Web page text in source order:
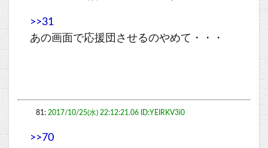
>>31
あの画面で応援団させるのやめて・・・
81: 2017/10/25(水) 22:12:21.06 ID:YEIRKV3i0
>>70